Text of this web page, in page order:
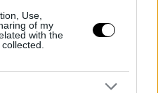
Use,
of my
with the